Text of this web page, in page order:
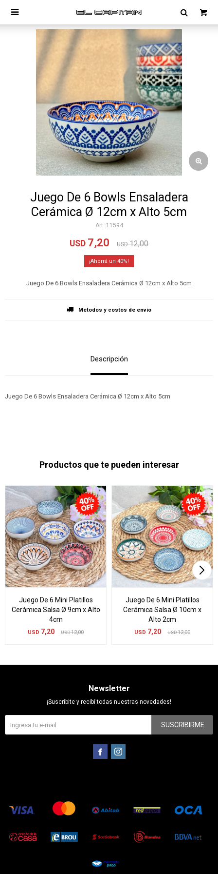

Juego De 6 Bowls Ensaladera
Cerámica Ø 12cm x Alto 5cm
11594
USD 7,20 USD 12,00
40
Juego De 6 Bowls Ensaladera Cerámica Ø 12cm x Alto 5cm
Métodos y costos de envío
Descripción
Juego De 6 Bowls Ensaladera Cerámica Ø 12cm x Alto 5cm
Productos que te pueden interesar
Juego De 6 Mini Platillos
Cerámica Salsa Ø 9cm x Alto
4cm
USD 7,20 USD 12,00
Juego De 6 Mini Platillos
Cerámica Salsa Ø 10cm x
Alto 2cm
USD 7,20 USD 12,00
Newsletter
¡Suscribite y recibí todas nuestras novedades!
SUSCRIBIRME
 